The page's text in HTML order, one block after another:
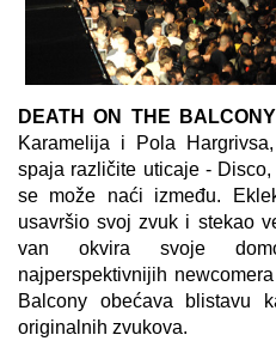
DEATH ON THE BALCONY
Karamelija i Pola
spaja različite uticaje -
se može naći između.
usavršio svoj zvuk i stekao
van okvira svoje
najperspektivnijih
Balcony obećava blistavu
originalnih zvukova.